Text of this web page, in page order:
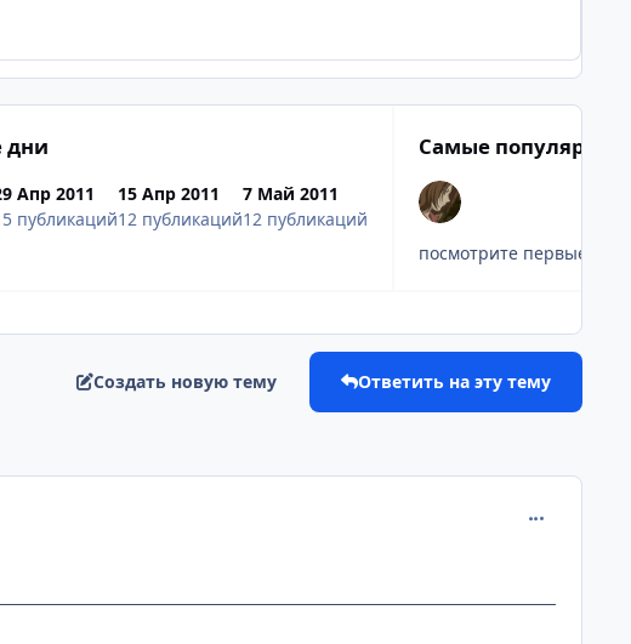
дни
Апр 2011
публикаций
15 Апр 2011
12 публикаций
7 Май 2011
12 публикаций
Самые популярные
посмотрите первые
Создать новую тему Ответить на эту тему